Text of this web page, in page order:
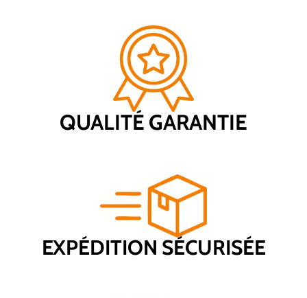
QUALITÉ GARANTIE
EXPÉDITION SÉCURISÉE